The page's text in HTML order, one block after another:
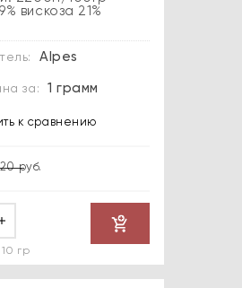
вискоза 21%
Alpes
за: 1 грамм
к сравнению
руб.
гр